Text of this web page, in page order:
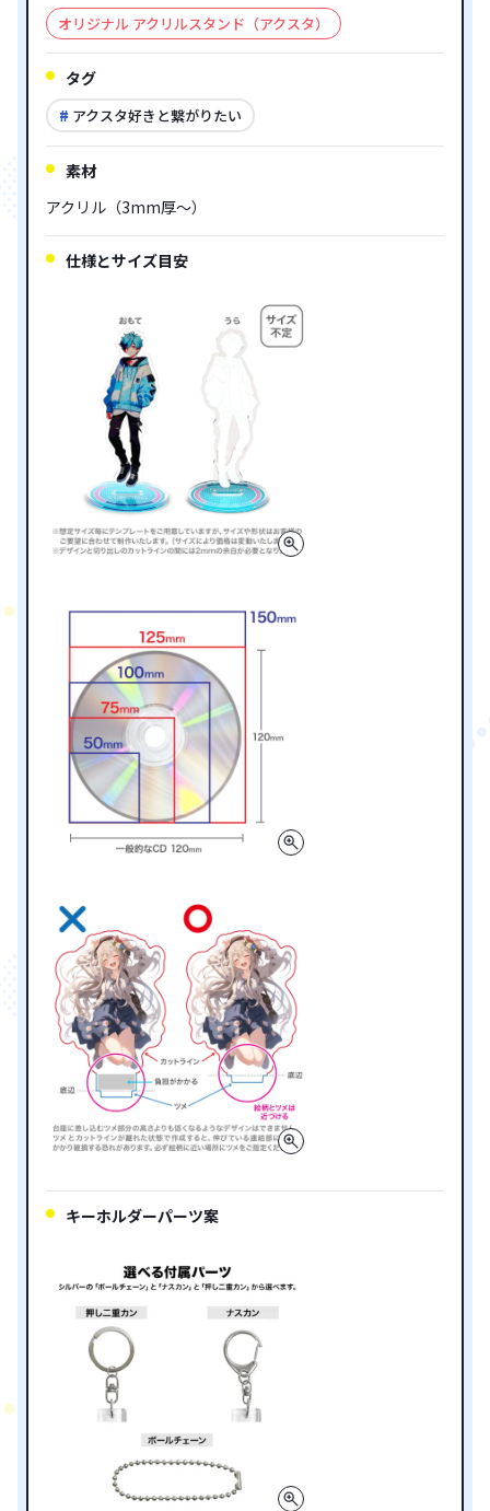
オリジナル アクリルスタンド（アクスタ）
タグ
アクスタ好きと繋がりたい
素材
アクリル（3mm厚～）
仕様とサイズ目安
キーホルダーパーツ案